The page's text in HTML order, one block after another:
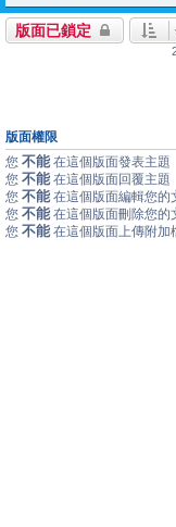
版面已鎖定
版面權限
您 不能 在這個版面發表主題
您 不能 在這個版面回覆主題
您 不能 在這個版面編輯您的
您 不能 在這個版面刪除您的
您 不能 在這個版面上傳附加